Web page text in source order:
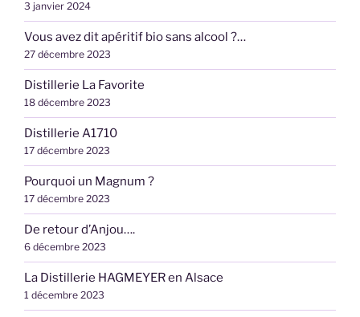
3 janvier 2024
Vous avez dit apéritif bio sans alcool ?…
27 décembre 2023
Distillerie La Favorite
18 décembre 2023
Distillerie A1710
17 décembre 2023
Pourquoi un Magnum ?
17 décembre 2023
De retour d’Anjou….
6 décembre 2023
La Distillerie HAGMEYER en Alsace
1 décembre 2023